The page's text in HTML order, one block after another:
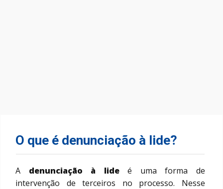
O que é denunciação à lide?
A denunciação à lideé uma forma de
intervenção de terceiros no processo. Nesse